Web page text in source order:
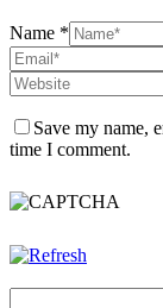
Name *
Save my name,
time I comment.